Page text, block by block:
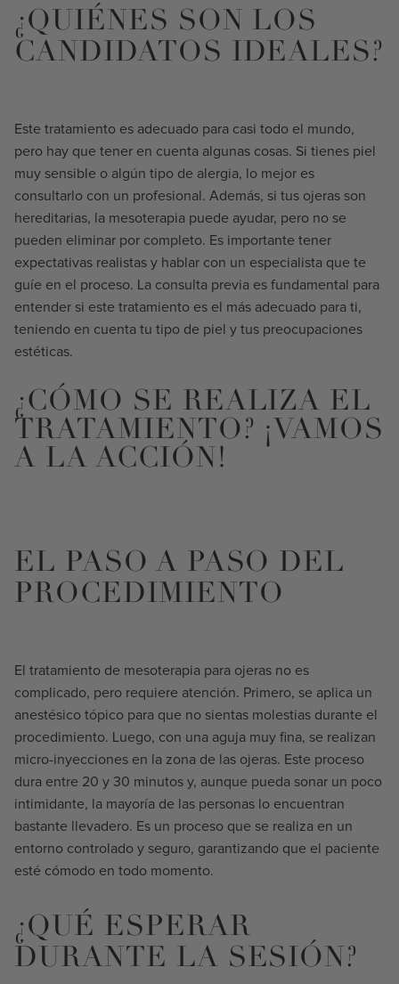
¿QUIÉNES SON LOS
CANDIDATOS IDEALES?
Este tratamiento es adecuado para casi todo el mundo,
pero hay que tener en cuenta algunas cosas. Si tienes piel
muy sensible o algún tipo de alergia, lo mejor es
consultarlo con un profesional. Además, si tus ojeras son
hereditarias, la mesoterapia puede ayudar, pero no se
pueden eliminar por completo. Es importante tener
expectativas realistas y hablar con un especialista que te
guíe en el proceso. La consulta previa es fundamental para
entender si este tratamiento es el más adecuado para ti,
teniendo en cuenta tu tipo de piel y tus preocupaciones
estéticas.
¿CÓMO SE REALIZA EL
TRATAMIENTO? ¡VAMOS
A LA ACCIÓN!
EL PASO A PASO DEL
PROCEDIMIENTO
El tratamiento de mesoterapia para ojeras no es
complicado, pero requiere atención. Primero, se aplica un
anestésico tópico para que no sientas molestias durante el
procedimiento. Luego, con una aguja muy fina, se realizan
micro-inyecciones en la zona de las ojeras. Este proceso
dura entre 20 y 30 minutos y, aunque pueda sonar un poco
intimidante, la mayoría de las personas lo encuentran
bastante llevadero. Es un proceso que se realiza en un
entorno controlado y seguro, garantizando que el paciente
esté cómodo en todo momento.
¿QUÉ ESPERAR
DURANTE LA SESIÓN?